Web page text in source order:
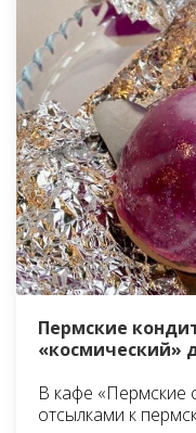
Пермские
«космический»
В кафе «Пермские
отсылками к